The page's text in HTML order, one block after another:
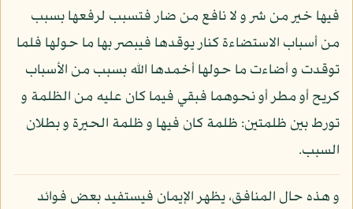
فيها خير من شر و لا نافع من ضار فتسبب لرفعها بسبب
من أسباب الاستضاءة كنار يوقدها فيبصر بها ما حولها فلما
توقدت و أضاءت ما حولها أخمدها الله بسبب من الأسباب
كريح أو مطر أو نحوهما فبقي فيما كان عليه من الظلمة و
تورط بين ظلمتين: ظلمة كان فيها و ظلمة الحيرة و بطلان
السبب.
و هذه حال المنافق، يظهر الإيمان فيستفيد بعض فوائد